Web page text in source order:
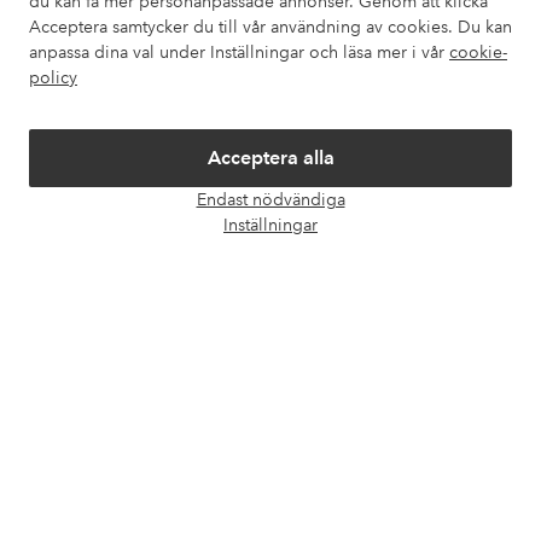
Acceptera samtycker du till vår användning av cookies. Du kan
anpassa dina val under Inställningar och läsa mer i vår cookie-
policy
Acceptera alla
Endast nödvändiga
Inställningar
Om Ellos
Villkor